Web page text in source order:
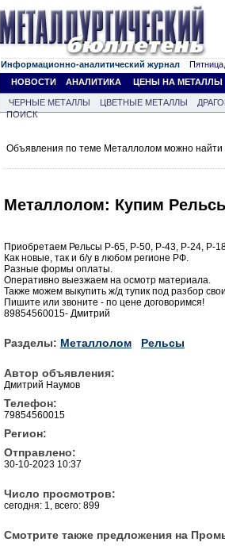
Информационно-аналитический журнал Пятница,
НОВОСТИ
АНАЛИТИКА ЦЕНЫ НА МЕТАЛЛЫ
ЧЕРНЫЕ МЕТАЛЛЫ ЦВЕТНЫЕ МЕТАЛЛЫ
ПОИСК
Объявления по теме Металлолом можно найти
Металлолом: Купим
Приобретаем Рельсы Р-65, Р-50, Р-43, Р-24, Р-
Как новые, так и б/у в любом регионе РФ.
Разные формы оплаты.
Оперативно выезжаем на осмотр материала.
Также можем выкупить ж/д тупик под разбор
Пишите или звоните - по цене договоримся!
89854560015- Дмитрий
Разделы: Металлолом Рельсы
Автор объявления:
Дмитрий Наумов
Телефон:
79854560015
Регион:
Отправлено:
30-10-2023 10:37
Число просмотров:
сегодня: 1, всего: 899
Смотрите также предложения на